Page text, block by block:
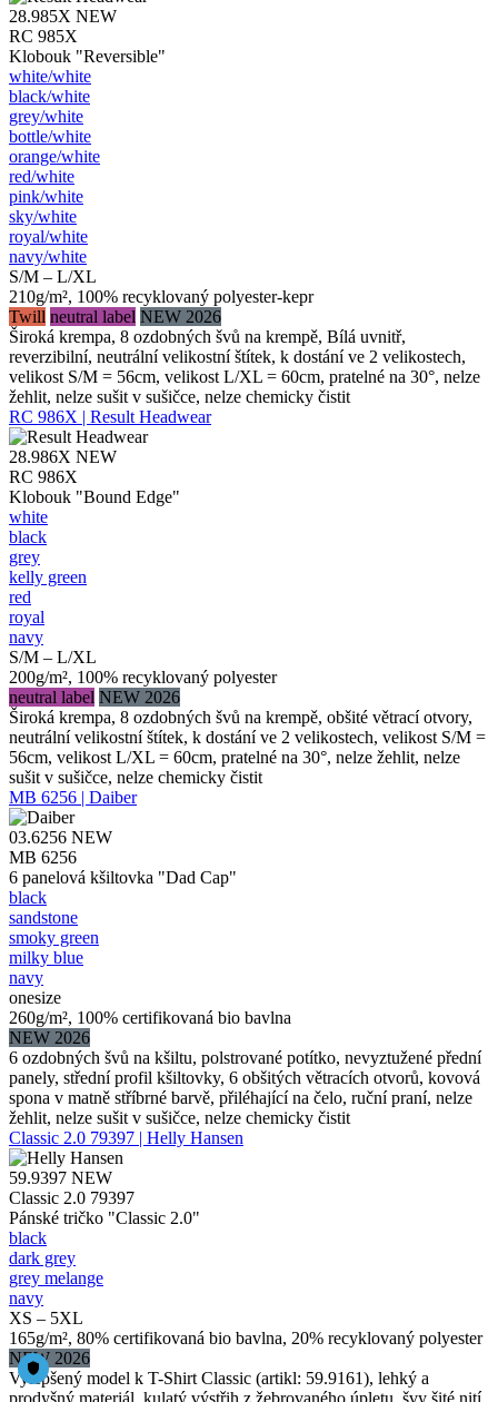
28.985X NEW
RC 985X
Klobouk "Reversible"
white/​white
black/​white
grey/​white
bottle/​white
orange/​white
red/​white
pink/​white
sky/​white
royal/​white
navy/​white
S/M – L/XL
210g/m², 100% recyklovaný polyester-kepr
Twill neutral label NEW 2026
Široká krempa, 8 ozdobných švů na krempě, Bílá uvnitř,
reverzibilní, neutrální velikostní štítek, k dostání ve 2 velikostech,
velikost S/M = 56cm, velikost L/XL = 60cm, pratelné na 30°, nelze
žehlit, nelze sušit v sušičce, nelze chemicky čistit
RC 986X | Result Headwear
28.986X NEW
RC 986X
Klobouk "Bound Edge"
white
black
grey
kelly green
red
royal
navy
S/M – L/XL
200g/m², 100% recyklovaný polyester
neutral label NEW 2026
Široká krempa, 8 ozdobných švů na krempě, obšité větrací otvory,
neutrální velikostní štítek, k dostání ve 2 velikostech, velikost S/M =
56cm, velikost L/XL = 60cm, pratelné na 30°, nelze žehlit, nelze
sušit v sušičce, nelze chemicky čistit
MB 6256 | Daiber
03.6256 NEW
MB 6256
6 panelová kšiltovka "Dad Cap"
black
sandstone
smoky green
milky blue
navy
onesize
260g/m², 100% certifikovaná bio bavlna
NEW 2026
6 ozdobných švů na kšiltu, polstrované potítko, nevyztužené přední
panely, střední profil kšiltovky, 6 obšitých větracích otvorů, kovová
spona v matně stříbrné barvě, přiléhající na čelo, ruční praní, nelze
žehlit, nelze sušit v sušičce, nelze chemicky čistit
Classic 2.0 79397 | Helly Hansen
59.9397 NEW
Classic 2.0 79397
Pánské tričko "Classic 2.0"
black
dark grey
grey melange
navy
XS – 5XL
165g/m², 80% certifikovaná bio bavlna, 20% recyklovaný polyester
NEW 2026
Vylepšený model k T-Shirt Classic (artikl: 59.9161), lehký a
prodyšný materiál, kulatý výstřih z žebrovaného úpletu, švy šité nití